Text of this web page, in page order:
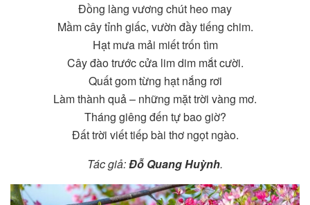
Đồng làng vương chút heo may
Mầm cây tỉnh giấc, vườn đầy tiếng chim.
Hạt mưa mải miết trốn tìm
Cây đào trước cửa lim dim mắt cười.
Quất gom từng hạt nắng rơi
Làm thành quả – những mặt trời vàng mơ.
Tháng giêng đến tự bao giờ?
Đất trời viết tiếp bài thơ ngọt ngào.
Tác giả:Đỗ Quang Huỳnh.